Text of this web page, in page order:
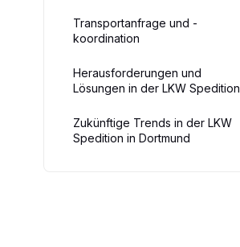
Transportanfrage und -
koordination
Herausforderungen und
Lösungen in der LKW Spedition
Zukünftige Trends in der LKW
Spedition in Dortmund